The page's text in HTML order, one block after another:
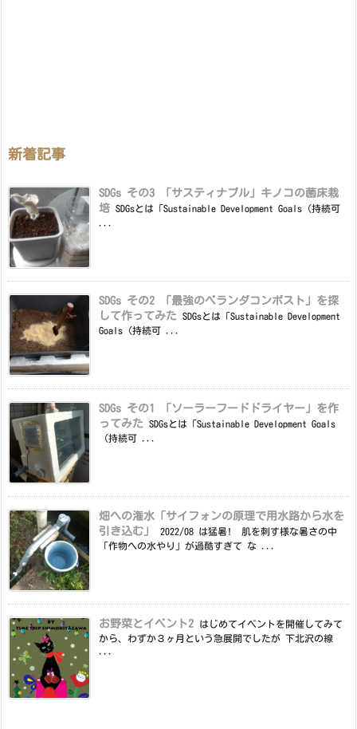
新着記事
SDGs その3 「サスティナブル」キノコの菌床栽
培 SDGsとは「Sustainable Development Goals（持続可
SDGs その2 「最強のベランダコンポスト」を探
して作ってみた
SDGsとは「Sustainable Development
Goals（持続可 ...
SDGs その1 「ソーラーフードドライヤー」を作
ってみた
SDGsとは「Sustainable Development Goals
（持続可 ...
畑への潅水「サイフォンの原理で用水路から水を
引き込む」
2022/08 は猛暑! 肌を刺す様な暑さの中
「作物への水やり」が過酷すぎて な ...
お野菜とイベント2
はじめてイベントを開催してみて
から、わずか３ヶ月という急展開でしたが 下北沢の線